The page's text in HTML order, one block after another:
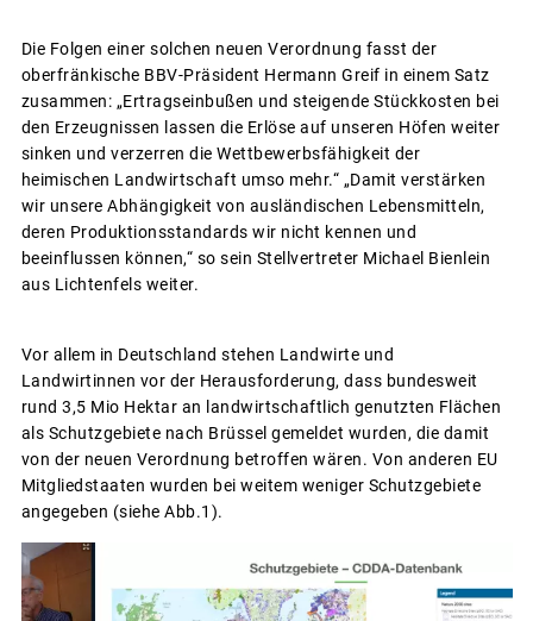
Die Folgen einer solchen neuen Verordnung fasst der
oberfränkische BBV-Präsident Hermann Greif in einem Satz
zusammen: „Ertragseinbußen und steigende Stückkosten bei
den Erzeugnissen lassen die Erlöse auf unseren Höfen weiter
sinken und verzerren die Wettbewerbsfähigkeit der
heimischen Landwirtschaft umso mehr.“ „Damit verstärken
wir unsere Abhängigkeit von ausländischen Lebensmitteln,
deren Produktionsstandards wir nicht kennen und
beeinflussen können,“ so sein Stellvertreter Michael Bienlein
aus Lichtenfels weiter.
Vor allem in Deutschland stehen Landwirte und
Landwirtinnen vor der Herausforderung, dass bundesweit
rund 3,5 Mio Hektar an landwirtschaftlich genutzten Flächen
als Schutzgebiete nach Brüssel gemeldet wurden, die damit
von der neuen Verordnung betroffen wären. Von anderen EU
Mitgliedstaaten wurden bei weitem weniger Schutzgebiete
angegeben (siehe Abb.1).